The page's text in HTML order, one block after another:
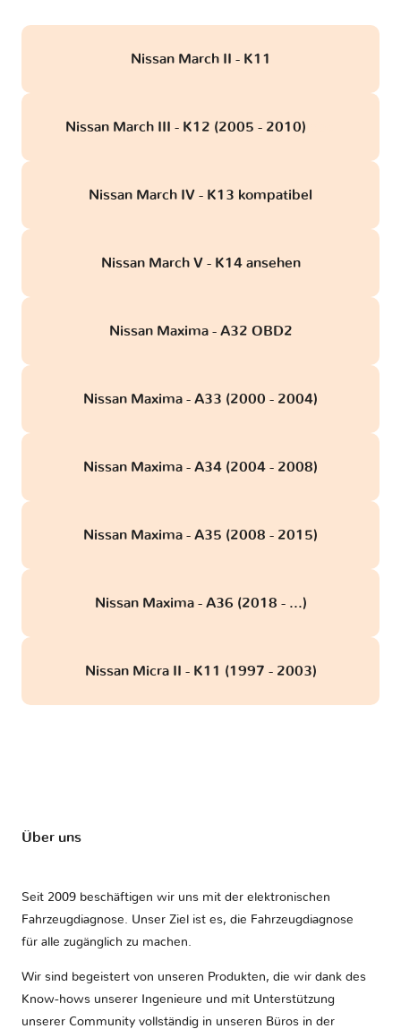
Nissan March II - K11
Nissan March III - K12 (2005 - 2010)
Nissan March IV - K13 kompatibel
Nissan March V - K14 ansehen
Nissan Maxima - A32 OBD2
Nissan Maxima - A33 (2000 - 2004)
Nissan Maxima - A34 (2004 - 2008)
Nissan Maxima - A35 (2008 - 2015)
Nissan Maxima - A36 (2018 - ...)
Nissan Micra II - K11 (1997 - 2003)
Über uns
Seit 2009 beschäftigen wir uns mit der elektronischen
Fahrzeugdiagnose. Unser Ziel ist es, die Fahrzeugdiagnose
für alle zugänglich zu machen.
Wir sind begeistert von unseren Produkten, die wir dank des
Know-hows unserer Ingenieure und mit Unterstützung
unserer Community vollständig in unseren Büros in der